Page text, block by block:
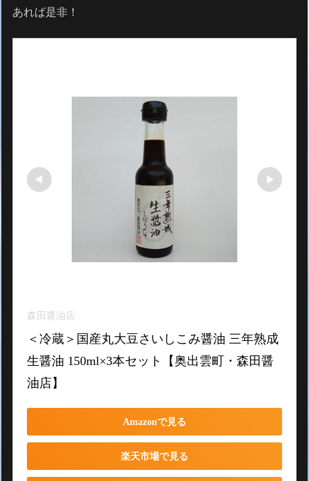
あれば是非！
森田醤油店
＜冷蔵＞国産丸大豆さいしこみ醤油 三年熟成
生醤油 150ml×3本セット【奥出雲町・森田醤
油店】
Amazonで見る
楽天市場で見る